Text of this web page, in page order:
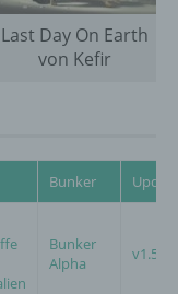
Last Day On Earth
von Kefir
Bunker
Bunker
Alpha
v1.5.5